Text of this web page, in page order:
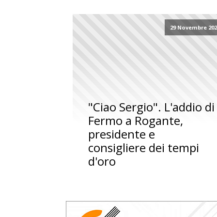
29 Novembre
"Ciao Sergio". L'addio di
Fermo a Rogante,
presidente e
consigliere dei tempi
d'oro